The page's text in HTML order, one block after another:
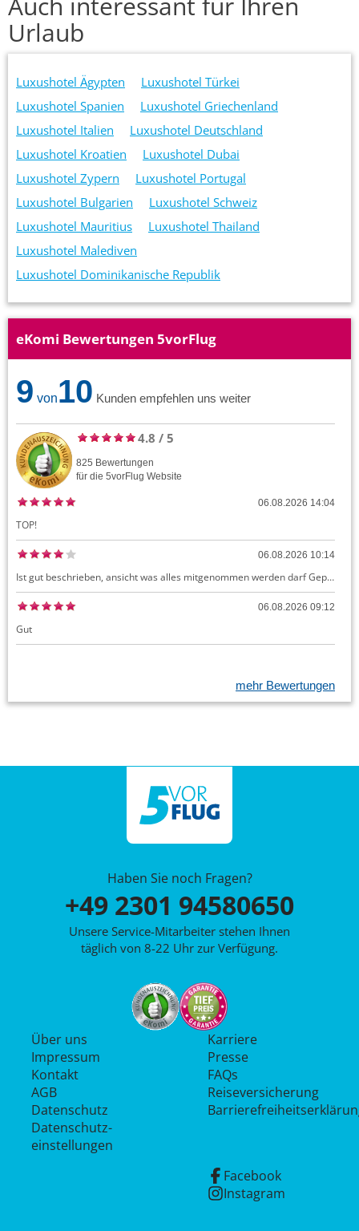
Urlaub
Luxushotel Ägypten
Luxushotel Türkei
Luxushotel Spanien
Luxushotel Griechenland
Luxushotel Italien
Luxushotel Deutschland
Luxushotel Kroatien
Luxushotel Dubai
Luxushotel Zypern
Luxushotel Portugal
Luxushotel Bulgarien
Luxushotel Schweiz
Luxushotel Mauritius
Luxushotel Thailand
Luxushotel Malediven
Luxushotel Dominikanische Republik
eKomi Bewertungen 5vorFlug
9 von10 Kunden empfehlen uns weiter
4.8 / 5
825 Bewertungen
für die 5vorFlug Website
06.08.2026 14:04
TOP!
06.08.2026 10:14
Ist gut beschrieben, ansicht was alles mitgenommen werden darf Gepäck dürfte auch kostenloses Handgepäck umfassen, ansonsten sehr easy zu machen
06.08.2026 09:12
Gut
mehr Bewertungen
Haben Sie noch Fragen?
+49 2301 94580650
Unsere Service-Mitarbeiter stehen Ihnen
täglich von 8-22 Uhr zur Verfügung.
Über uns
Impressum
Kontakt
AGB
Datenschutz
Datenschutz­
einstellungen
Karriere
Presse
FAQs
Reiseversicherung
Facebook
Instagram